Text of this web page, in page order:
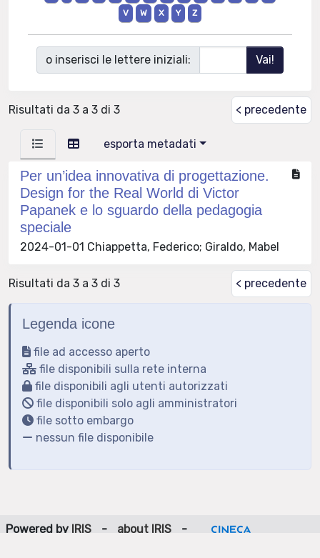
V
W X Y Z
o inserisci le lettere iniziali:
Risultati da 3 a 3 di 3 < precedente
esporta metadati
Per un’idea innovativa di progettazione.
Design for the Real World di Victor
Papanek e lo sguardo della pedagogia
speciale
2024-01-01 Chiappetta, Federico; Giraldo, Mabel
Risultati da 3 a 3 di 3 < precedente
Legenda icone
file ad accesso aperto
file disponibili sulla rete interna
file disponibili agli utenti autorizzati
file disponibili solo agli amministratori
file sotto embargo
nessun file disponibile
Powered by IRIS - about IRIS
-